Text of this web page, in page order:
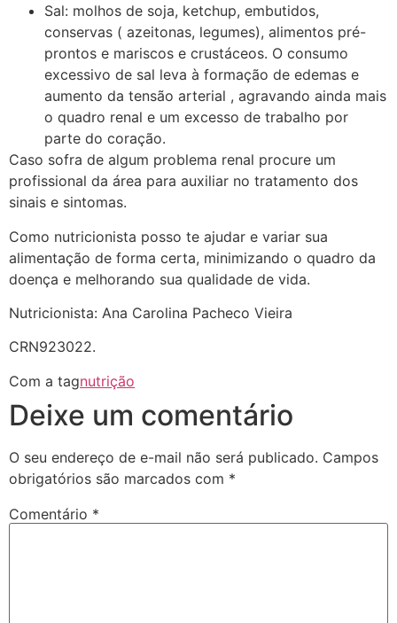
Sal: molhos de soja, ketchup, embutidos,
conservas ( azeitonas, legumes), alimentos pré-
prontos e mariscos e crustáceos. O consumo
excessivo de sal leva à formação de edemas e
aumento da tensão arterial , agravando ainda mais
o quadro renal e um excesso de trabalho por
parte do coração.
Caso sofra de algum problema renal procure um
profissional da área para auxiliar no tratamento dos
sinais e sintomas.
Como nutricionista posso te ajudar e variar sua
alimentação de forma certa, minimizando o quadro da
doença e melhorando sua qualidade de vida.
Nutricionista: Ana Carolina Pacheco Vieira
CRN923022.
Com a tagnutrição
Deixe um comentário
O seu endereço de e-mail não será publicado. Campos
obrigatórios são marcados com *
Comentário *